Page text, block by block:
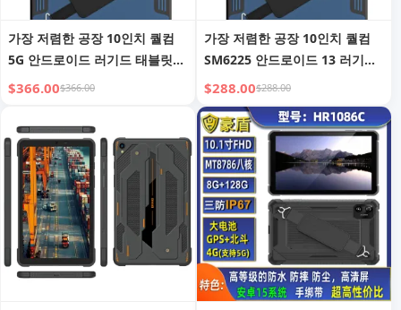
가장 저렴한 공장 10인치 퀄컴
5G 안드로이드 러기드 태블릿
PC, NFC 2D 바코드 리더기, 차
함
$366.00$366.00
가장 저렴한 공장 10인치 퀄컴
SM6225 안드로이드 13 러기드
태블릿 PC, NFC 2D 바코드 리더
기, 러기드 패드, 산업용 태블릿
PC 포함
$288.00$288.00